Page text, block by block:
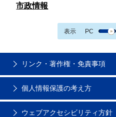
市政情報
表示 PC
リンク・著作権・免責事項
個人情報保護の考え方
ウェブアクセシビリティ方針